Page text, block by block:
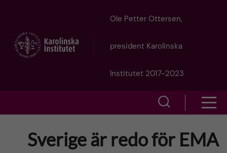
t
Ole Petter Ottersen,
president Karolinska
Institutet 2017-2023
o
Sverige är redo för EMA